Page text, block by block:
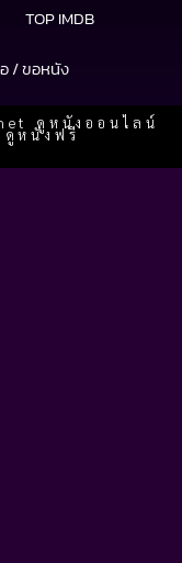
TOP IMDB
/ ขอหนัง
ดูหนังออนไลน์
หนังฟรี